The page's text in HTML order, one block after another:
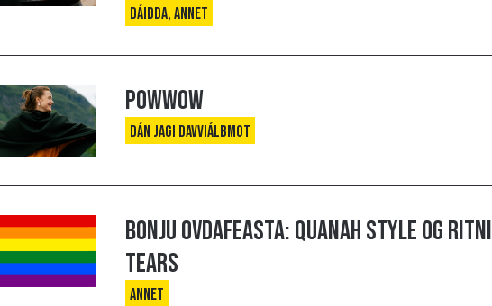
Dáidda, Annet
Powwow
Dán jagi davviálbmot
Bonju ovdafeasta: Quanah Style og Ritni
Tears
Annet